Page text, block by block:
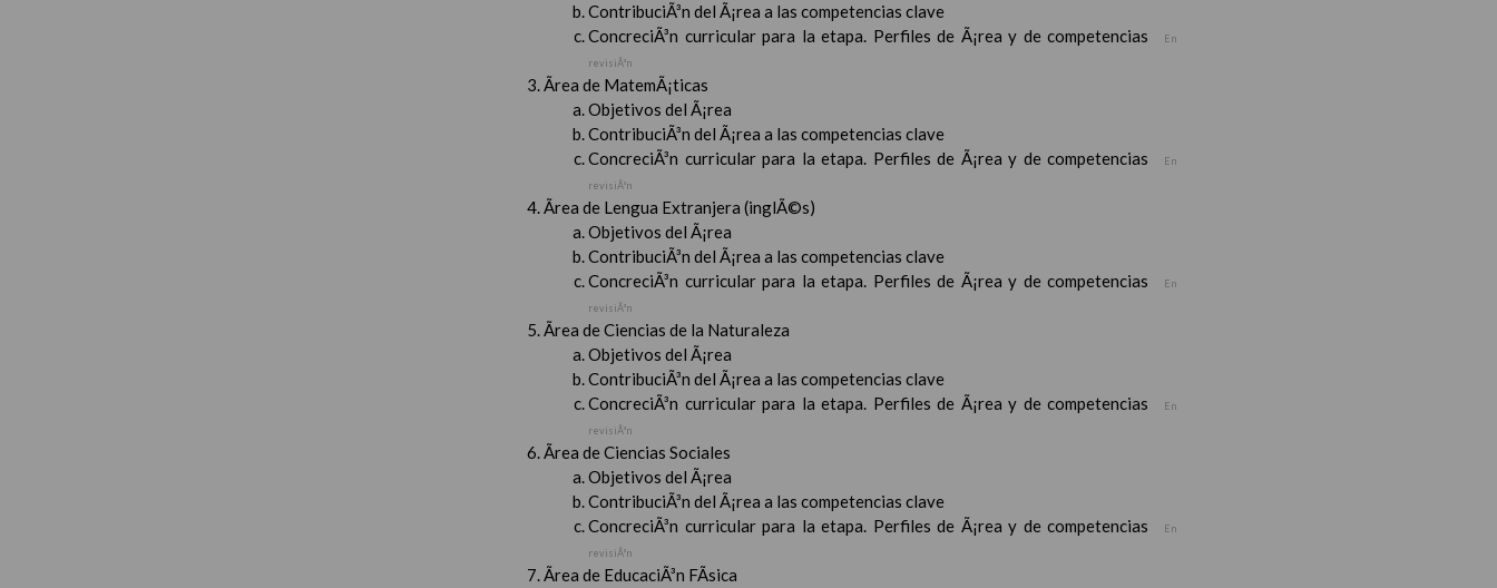
ContribuciÃ³n del Ã¡rea a las competencias clave
ConcreciÃ³n curricular para la etapa. Perfiles de Ã¡rea y de competencias
En
revisiÃ³n
Ãrea de MatemÃ¡ticas
Objetivos del Ã¡rea
ContribuciÃ³n del Ã¡rea a las competencias clave
ConcreciÃ³n curricular para la etapa. Perfiles de Ã¡rea y de competencias
En
revisiÃ³n
Ãrea de Lengua Extranjera (inglÃ©s)
Objetivos del Ã¡rea
ContribuciÃ³n del Ã¡rea a las competencias clave
ConcreciÃ³n curricular para la etapa. Perfiles de Ã¡rea y de competencias
En
revisiÃ³n
Ãrea de Ciencias de la Naturaleza
Objetivos del Ã¡rea
ContribuciÃ³n del Ã¡rea a las competencias clave
ConcreciÃ³n curricular para la etapa. Perfiles de Ã¡rea y de competencias
En
revisiÃ³n
Ãrea de Ciencias Sociales
Objetivos del Ã¡rea
ContribuciÃ³n del Ã¡rea a las competencias clave
ConcreciÃ³n curricular para la etapa. Perfiles de Ã¡rea y de competencias
En
revisiÃ³n
Ãrea de EducaciÃ³n FÃ­sica